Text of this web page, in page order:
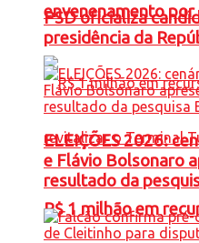
envenenamento
R$ 1 milhão em
PSD oficializa
presidência da
ELEIÇÕES 2026:
e Flávio Bolsonaro
resultado da